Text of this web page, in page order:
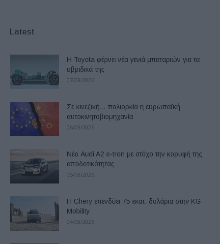
Latest
Η Toyota φέρνει νέα γενιά μπαταριών για τα
υβριδικά της
07/08/2026
Σε κινεζική… πολιορκία η ευρωπαϊκή
αυτοκινητοβιομηχανία
06/08/2026
Νέο Audi A2 e-tron με στόχο την κορυφή της
αποδοτικότητας
05/08/2026
Η Chery επενδύει 75 εκατ. δολάρια στην KG
Mobility
04/08/2026